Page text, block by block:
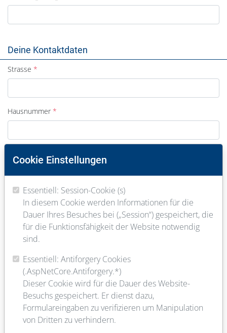
Deine Kontaktdaten
Strasse
Hausnummer
Ort
E-Mail
Telefon
Cookie Einstellungen
Essentiell: Session-Cookie (s)
In diesem Cookie werden Informationen für die
Dauer Ihres Besuches bei („Session“) gespeichert, die
für die Funktionsfähigkeit der Website notwendig
sind.
Essentiell: Antiforgery Cookies
(.AspNetCore.Antiforgery.*)
Dieser Cookie wird für die Dauer des Website-
Besuchs gespeichert. Er dienst dazu,
Formulareingaben zu verifizieren um Manipulation
von Dritten zu verhindern.